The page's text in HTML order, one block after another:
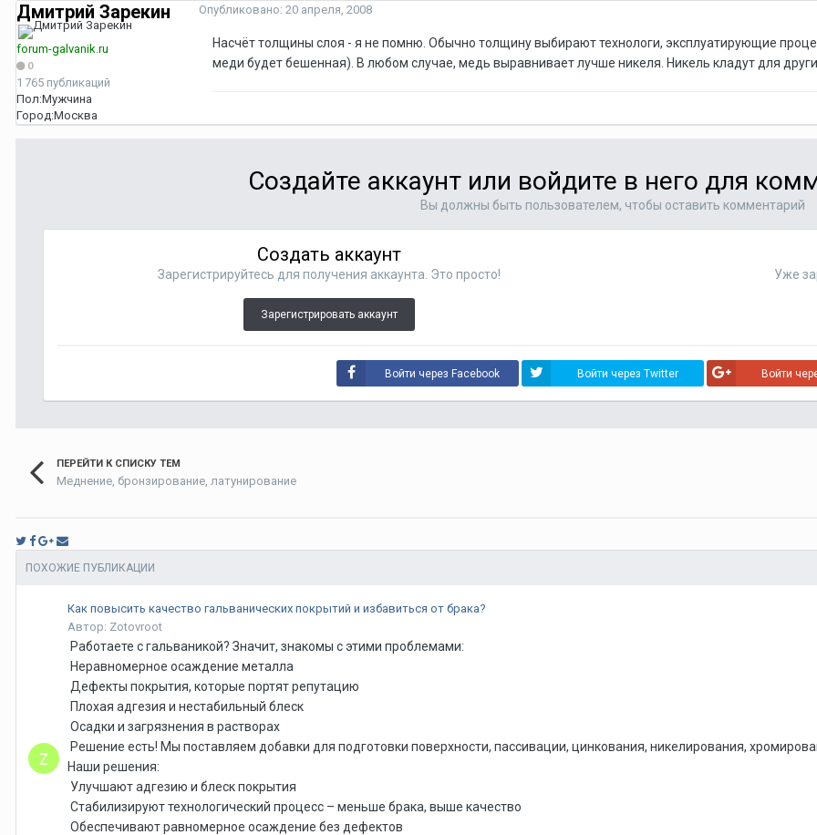
Дмитрий Зарекин
forum-galvanik.ru
0
1 765 публикаций
Пол:Мужчина
Город:Москва
Опубликовано: 20 апреля, 2008
Насчёт толщины слоя - я не помню. Обычно толщину выбирают технологи, эксплуатирующие
меди будет бешенная). В любом случае, медь выравнивает лучше никеля. Никель кладут для
Создайте аккаунт или войдите в него для
Вы должны быть пользователем, чтобы оставить комментарий
Создать аккаунт
Зарегистрируйтесь для получения аккаунта. Это просто!
Зарегистрировать аккаунт
Уже
Войти через Facebook Войти через Twitter Войти
ПЕРЕЙТИ К СПИСКУ ТЕМ
Меднение, бронзирование, латунирование
ПОХОЖИЕ ПУБЛИКАЦИИ
Как повысить качество гальванических покрытий и избавиться от брака?
Автор: Zotovroot
Работаете с гальваникой? Значит, знакомы с этими проблемами:
Неравномерное осаждение металла
Дефекты покрытия, которые портят репутацию
Плохая адгезия и нестабильный блеск
Осадки и загрязнения в растворах
Решение есть! Мы поставляем добавки для подготовки поверхности, пассивации, цинкования, никелирования,
Наши решения:
Улучшают адгезию и блеск покрытия
Стабилизируют технологический процесс – меньше брака, выше качество
Обеспечивают равномерное осаждение без дефектов